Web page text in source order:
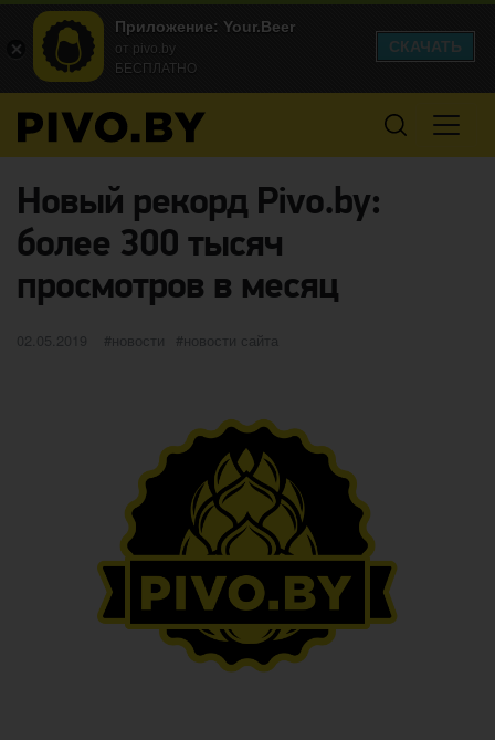
Новый рекорд Pivo.by:
более 300 тысяч
просмотров в месяц
Опубликовано
02.05.2019 категории
новости Метки
новости сайта
Приложение: Your.Beer
от pivo.by
БЕСПЛАТНО
СКАЧАТЬ